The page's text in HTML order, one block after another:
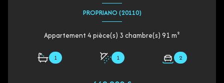
PROPRIANO (20110)
Appartement 4 pièce(s) 3 chambre(s) 91 m²
1 1 2